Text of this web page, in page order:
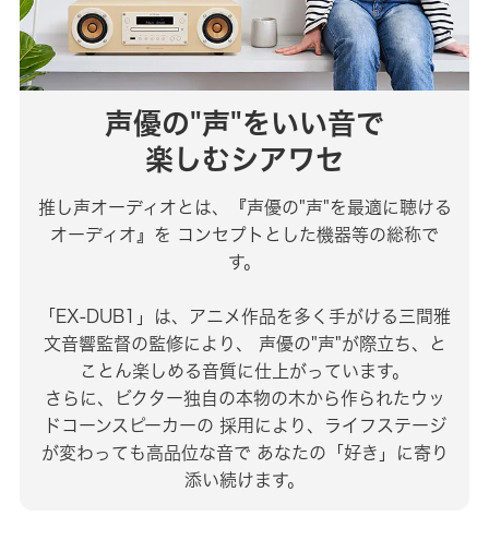
声優の"声"をいい音で
楽しむシアワセ
推し声オーディオとは、『声優の"声"を最適に聴ける
オーディオ』を コンセプトとした機器等の総称で
す。
「EX-DUB1」は、アニメ作品を多く手がける三間雅
文音響監督の監修により、
声優の"声"が際立ち、と
ことん楽しめる音質に仕上がっています。
さらに、ビクター独自の本物の木から作られたウッ
ドコーンスピーカーの 採用により、ライフステージ
が変わっても高品位な音で あなたの「好き」に寄り
添い続けます。